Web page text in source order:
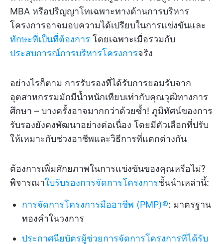
MBA หรือปริญญาโทเฉพาะทางด้านการบริหาร
โครงการอาจมอบความได้เปรียบในการแข่งขันและ
ทักษะที่เป็นที่ต้องการ โดยเฉพาะเมื่อรวมกับ
ประสบการณ์การบริหารโครงการจริง
อย่างไรก็ตาม การรับรองที่ได้รับการยอมรับจาก
อุตสาหกรรมมักมีน้ำหนักเทียบเท่ากับคุณวุฒิทางการ
ศึกษา – บางครั้งอาจมากกว่าด้วยซ้ำ! ภูมิทัศน์ของการ
รับรองยังคงพัฒนาอย่างต่อเนื่อง โดยมีตัวเลือกที่ปรับ
ให้เหมาะกับช่วงอาชีพและวิธีการที่แตกต่างกัน
ต้องการเพิ่มศักยภาพในการแข่งขันของคุณหรือไม่?
พิจารณาใบรับรองการจัดการโครงการชั้นนำเหล่านี้:
การจัดการโครงการมืออาชีพ (PMP)®: มาตรฐาน
ทองคำในวงการ
ประกาศนียบัตรผู้ช่วยการจัดการโครงการที่ได้รับ